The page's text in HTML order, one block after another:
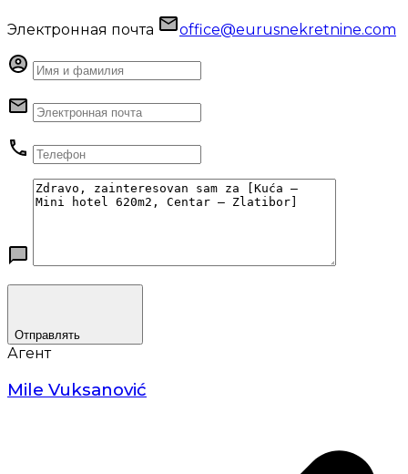
Электронная почта office@eurusnekretnine.com
Отправлять
Агент
Mile Vuksanović